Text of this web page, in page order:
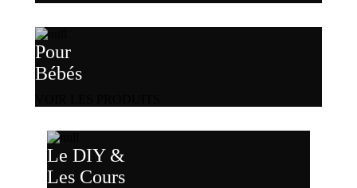
Pour
Bébés
Le DIY &
Les Cours